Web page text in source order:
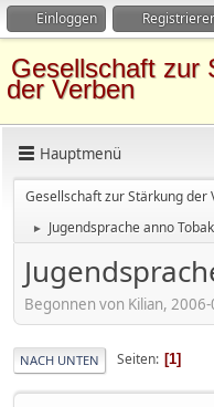
Einloggen
Gesellschaft zur
der Verben
Hauptmenü
Gesellschaft zur Stärkung der
► Jugendsprache anno Tobak
Begonnen von Kilian,
NACH UNTEN Seiten 1